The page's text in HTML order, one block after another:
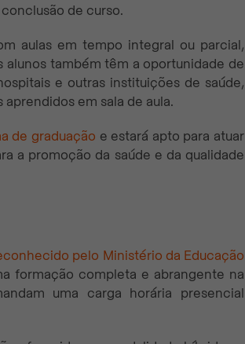
de curso.
aulas em tempo integral ou parcial,
alunos também têm a oportunidade de
e outras instituições de saúde,
em sala de aula.
de graduação e estará apto para atuar
a promoção da saúde e da qualidade
pelo Ministério da Educação
formação completa e abrangente na
uma carga horária presencial